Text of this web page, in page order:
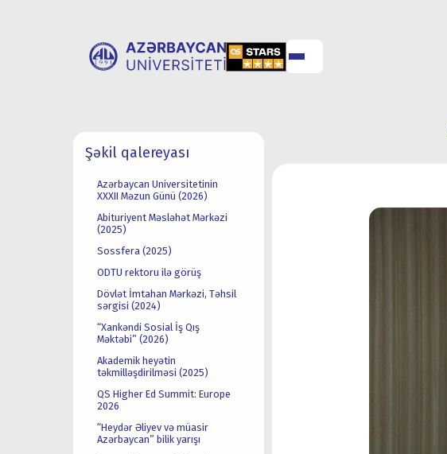
UNİVERSİTET
HAQQINDA
Şəkil qalereyası
Azərbaycan Universitetinin
XXXII Məzun Günü (2026)
Abituriyent Məsləhət Mərkəzi
(2025)
Sossfera (2025)
ODTU rektoru ilə görüş
Dövlət İmtahan Mərkəzi, Təhsil
sərgisi (2024)
“Xankəndi Sosial İş Qış
Məktəbi” (2026)
Akademik heyətin
təkmilləşdirilməsi (2025)
QS Higher Ed Summit: Europe
2026
“Heydər Əliyev və müasir
Azərbaycan” bilik yarışı